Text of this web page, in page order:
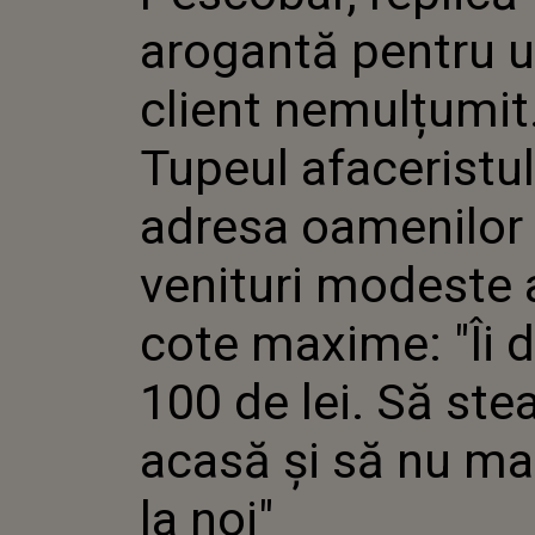
TUPEUL
CU
ATINGE
"ÎI DAU
STEA
MAI
arogantă pentru
client
Tupeul
adresa oamenilor
venituri modeste
cote maxime: "Îi
100 de lei. Să
acasă și să nu
la noi"